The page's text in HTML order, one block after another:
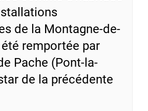
de la Montagne-de-
été remportée par
Pache (Pont-la-
de la précédente